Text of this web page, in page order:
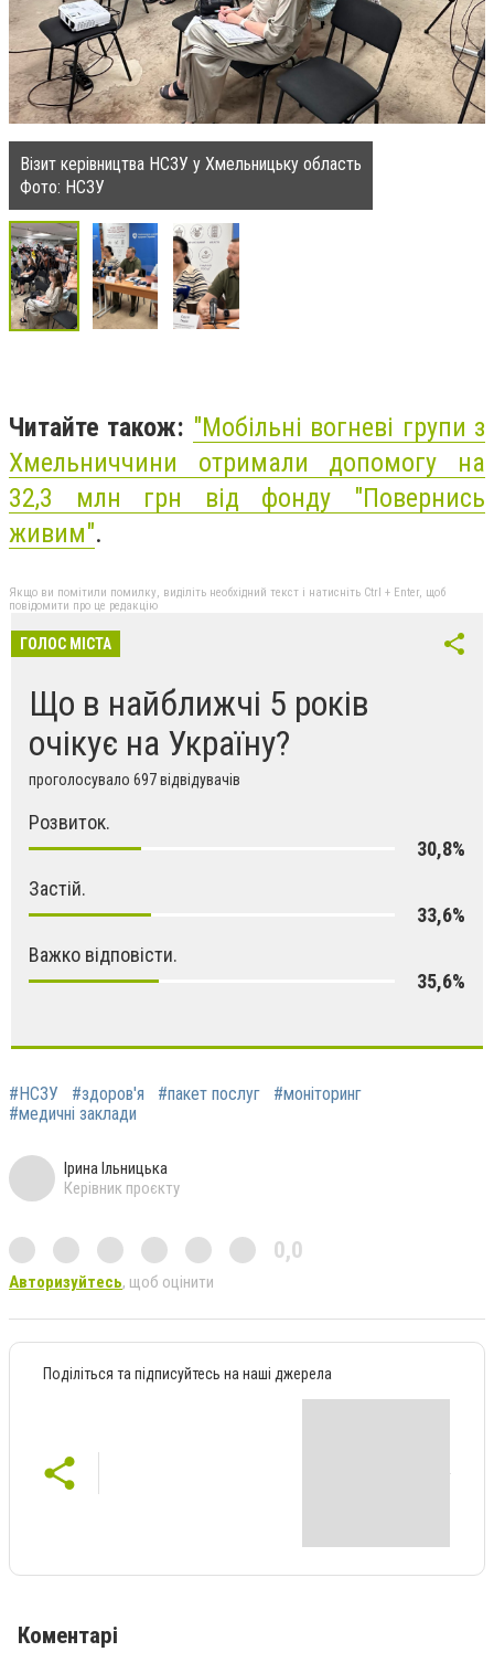
Візит керівництва НСЗУ у Хмельницьку область
Фото: НСЗУ
Читайте також: "Мобільні вогневі групи з
Хмельниччини отримали допомогу на
32,3 млн грн від фонду "Повернись
живим".
Якщо ви помітили помилку, виділіть необхідний текст і натисніть Ctrl + Enter, щоб
повідомити про це редакцію
ГОЛОС МІСТА
Що в найближчі 5 років
очікує на Україну?
проголосувало 697 відвідувачів
Розвиток.
30,8%
Застій.
33,6%
Важко відповісти.
35,6%
#НСЗУ #здоров'я #пакет послуг
#моніторинг
#медичні заклади
Ірина Ільницька
Керівник проєкту
0,0
Авторизуйтесь, щоб оцінити
Поділіться та підписуйтесь на наші джерела
Коментарі